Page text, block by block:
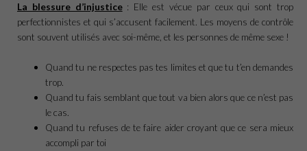
La blessure d’injustice: Elle est vécue par ceux qui sont trop
perfectionnistes et qui s’accusent facilement. Les moyens de contrôle
sont souvent utilisés avec soi-même, et les personnes de même sexe !
Quand tu ne respectes pas tes limites et que tu t’en demandes
trop.
Quand tu fais semblant que tout va bien alors que ce n’est pas
le cas.
Quand tu refuses de te faire aider croyant que ce sera mieux
accompli par toi